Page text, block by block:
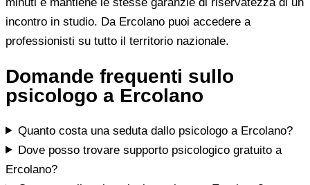
incontro in studio. Da Ercolano puoi accedere a
professionisti su tutto il territorio nazionale.
Domande frequenti sullo
psicologo a Ercolano
Quanto costa una seduta dallo psicologo a Ercolano?
Dove posso trovare supporto psicologico gratuito a
Ercolano?